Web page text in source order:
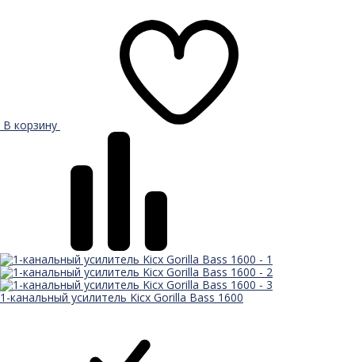
В корзину
1-канальный усилитель Kicx Gorilla Bass 1600